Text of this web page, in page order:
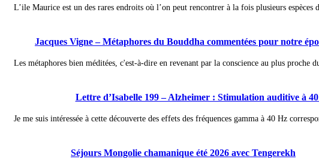
L’ile Maurice est un des rares endroits où l’on peut rencontrer à la fois plusieurs espèces
Jacques Vigne – Métaphores du Bouddha commentées pour notre
Les métaphores bien méditées, c'est-à-dire en revenant par la conscience au plus proche
Lettre d’Isabelle 199 – Alzheimer : Stimulation auditive à
Je me suis intéressée à cette découverte des effets des fréquences gamma à 40 Hz
Séjours Mongolie chamanique été 2026 avec Tengerekh